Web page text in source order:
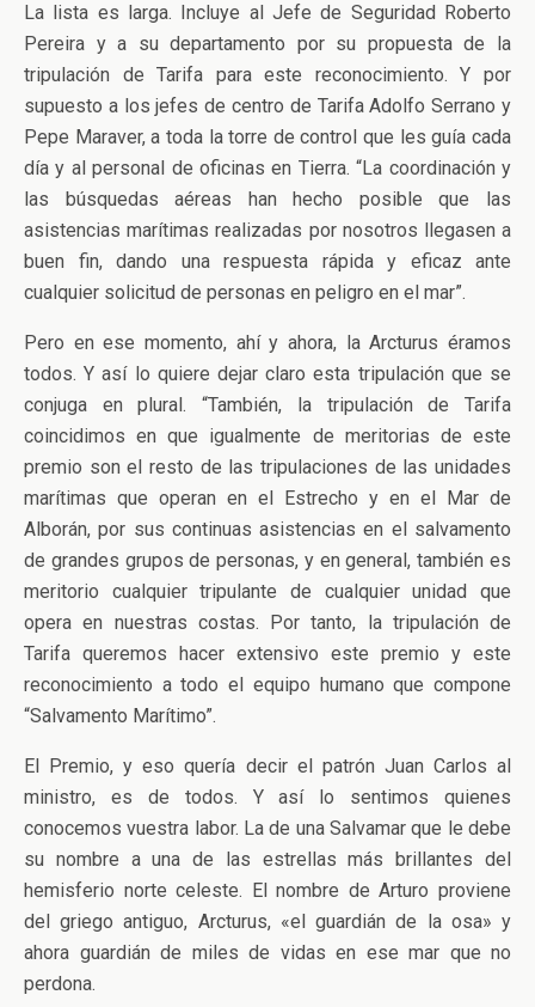
La lista es larga. Incluye al Jefe de Seguridad Roberto
Pereira y a su departamento por su propuesta de la
tripulación de Tarifa para este reconocimiento. Y por
supuesto a los jefes de centro de Tarifa Adolfo Serrano y
Pepe Maraver, a toda la torre de control que les guía cada
día y al personal de oficinas en Tierra. “La coordinación y
las búsquedas aéreas han hecho posible que las
asistencias marítimas realizadas por nosotros llegasen a
buen fin, dando una respuesta rápida y eficaz ante
cualquier solicitud de personas en peligro en el mar”.
Pero en ese momento, ahí y ahora, la Arcturus éramos
todos. Y así lo quiere dejar claro esta tripulación que se
conjuga en plural. “También, la tripulación de Tarifa
coincidimos en que igualmente de meritorias de este
premio son el resto de las tripulaciones de las unidades
marítimas que operan en el Estrecho y en el Mar de
Alborán, por sus continuas asistencias en el salvamento
de grandes grupos de personas, y en general, también es
meritorio cualquier tripulante de cualquier unidad que
opera en nuestras costas. Por tanto, la tripulación de
Tarifa queremos hacer extensivo este premio y este
reconocimiento a todo el equipo humano que compone
“Salvamento Marítimo”.
El Premio, y eso quería decir el patrón Juan Carlos al
ministro, es de todos. Y así lo sentimos quienes
conocemos vuestra labor. La de una Salvamar que le debe
su nombre a una de las estrellas más brillantes del
hemisferio norte celeste. El nombre de Arturo proviene
del griego antiguo, Arcturus, «el guardián de la osa» y
ahora guardián de miles de vidas en ese mar que no
perdona.